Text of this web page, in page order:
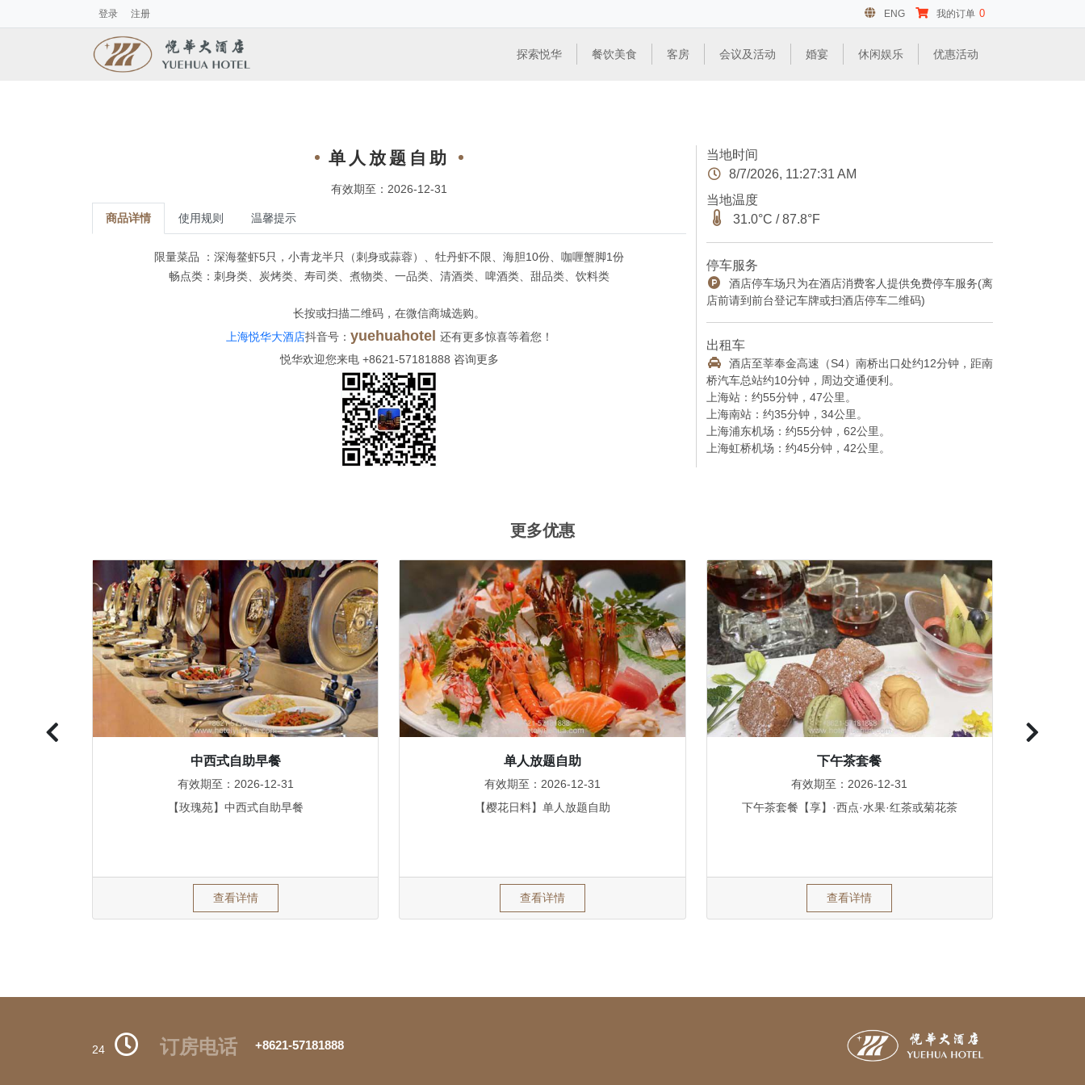
登录 注册 ENG 我的订单 0
探索悦华 餐饮美食 客房 会议及活动 婚宴 休闲娱乐 优惠活动
单人放题自助
有效期至：2026-12-31
商品详情 使用规则 温馨提示
限量菜品 ：深海鳌虾5只，小青龙半只（刺身或蒜蓉）、牡丹虾不限、海胆10份、咖喱蟹脚1份
畅点类：刺身类、炭烤类、寿司类、煮物类、一品类、清酒类、啤酒类、甜品类、饮料类
长按或扫描二维码，在微信商城选购。
上海悦华大酒店抖音号： yuehuahotel
还有更多惊喜等着您！
悦华欢迎您来电 +8621-57181888 咨询更多
当地时间
8/7/2026, 11:27:32 AM
当地温度
31.0°C / 87.8°F
停车服务
酒店停车场只为在酒店消费客人提供免费停车服务(离
店前请到前台登记车牌或扫酒店停车二维码)
出租车
酒店至莘奉金高速（S4）南桥出口处约12分钟，距南
桥汽车总站约10分钟，周边交通便利。
上海站：约55分钟，47公里。
上海南站：约35分钟，34公里。
上海浦东机场：约55分钟，62公里。
上海虹桥机场：约45分钟，42公里。
更多优惠
中西式自助早餐
有效期至：2026-12-31
【玫瑰苑】中西式自助早餐
查看详情
单人放题自助
有效期至：2026-12-31
【樱花日料】单人放题自助
查看详情
下午茶套餐
有效期至：2026-12-31
下午茶套餐【享】·西点·水果·红茶或菊花茶
查看详情
24 订房电话 +8621-57181888